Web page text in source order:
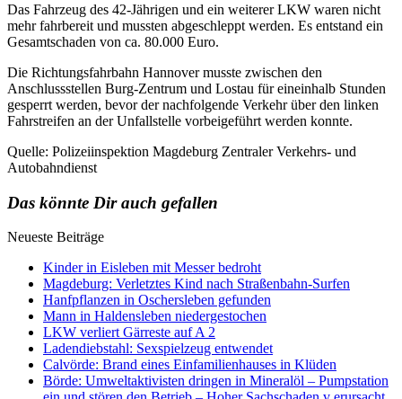
Das Fahrzeug des 42-Jährigen und ein weiterer LKW waren nicht
mehr fahrbereit und mussten abgeschleppt werden. Es entstand ein
Gesamtschaden von ca. 80.000 Euro.
Die Richtungsfahrbahn Hannover musste zwischen den
Anschlussstellen Burg-Zentrum und Lostau für eineinhalb Stunden
gesperrt werden, bevor der nachfolgende Verkehr über den linken
Fahrstreifen an der Unfallstelle vorbeigeführt werden konnte.
Quelle: Polizeiinspektion Magdeburg Zentraler Verkehrs- und
Autobahndienst
Das könnte Dir auch gefallen
Neueste Beiträge
Kinder in Eisleben mit Messer bedroht
Magdeburg: Verletztes Kind nach Straßenbahn-Surfen
Hanfpflanzen in Oschersleben gefunden
Mann in Haldensleben niedergestochen
LKW verliert Gärreste auf A 2
Ladendiebstahl: Sexspielzeug entwendet
Calvörde: Brand eines Einfamilienhauses in Klüden
Börde: Umweltaktivisten dringen in Mineralöl – Pumpstation